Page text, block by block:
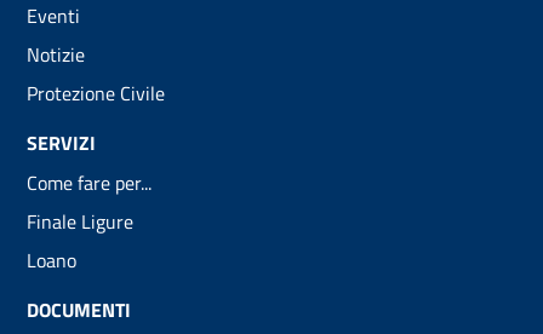
Eventi
Notizie
Protezione Civile
SERVIZI
Come fare per...
Finale Ligure
Loano
DOCUMENTI